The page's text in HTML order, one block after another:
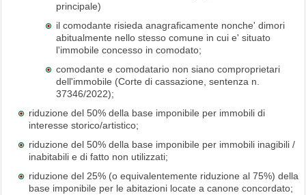
principale)
il comodante risieda anagraficamente nonche' dimori
abitualmente nello stesso comune in cui e' situato
l'immobile concesso in comodato;
comodante e comodatario non siano comproprietari
dell'immobile (Corte di cassazione, sentenza n.
37346/2022);
riduzione del 50% della base imponibile per immobili di
interesse storico/artistico;
riduzione del 50% della base imponibile per immobili inagibili /
inabitabili e di fatto non utilizzati;
riduzione del 25% (o equivalentemente riduzione al 75%) della
base imponibile per le abitazioni locate a canone concordato;